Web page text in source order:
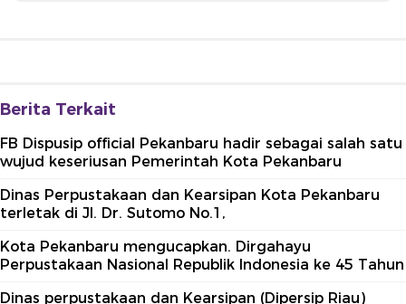
Berita Terkait
FB Dispusip official Pekanbaru hadir sebagai salah satu
wujud keseriusan Pemerintah Kota Pekanbaru
Dinas Perpustakaan dan Kearsipan Kota Pekanbaru
terletak di Jl. Dr. Sutomo No.1,
Kota Pekanbaru mengucapkan. Dirgahayu
Perpustakaan Nasional Republik Indonesia ke 45 Tahun
Dinas perpustakaan dan Kearsipan (Dipersip Riau)